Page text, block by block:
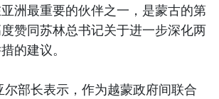
洲最重要的伙伴之一，是蒙古的第
赞同苏林总书记关于进一步深化两
的建议。
尔部长表示，作为越蒙政府间联合